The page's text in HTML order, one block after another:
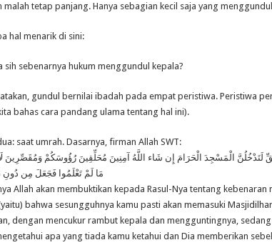
malah tetap panjang. Hanya sebagian kecil saja yang
hal menarik di sini:
sih sebenarnya hukum menggundul kepala?
gundul bernilai ibadah pada empat peristiwa. Peristiwa
bahas cara pandang ulama tentang hal ini).
saat umrah. Dasarnya, firman Allah SWT:
لَتَدْخُلُنَّ الْمَسْجِدَ الْحَرَامَ إِن شَاء اللَّهُ آمِنِينَ مُحَلِّقِينَ رُؤُوسَكُمْ وَمُقَصِّرِينَ
مَا لَمْ تَعْلَمُوا فَجَعَلَ مِن دُونِ
Allah akan membuktikan kepada Rasul-Nya tentang kebenaran
bahwa sesungguhnya kamu pasti akan memasuki
dengan mencukur rambut kepala dan mengguntingnya,
apa yang tiada kamu ketahui dan Dia memberikan